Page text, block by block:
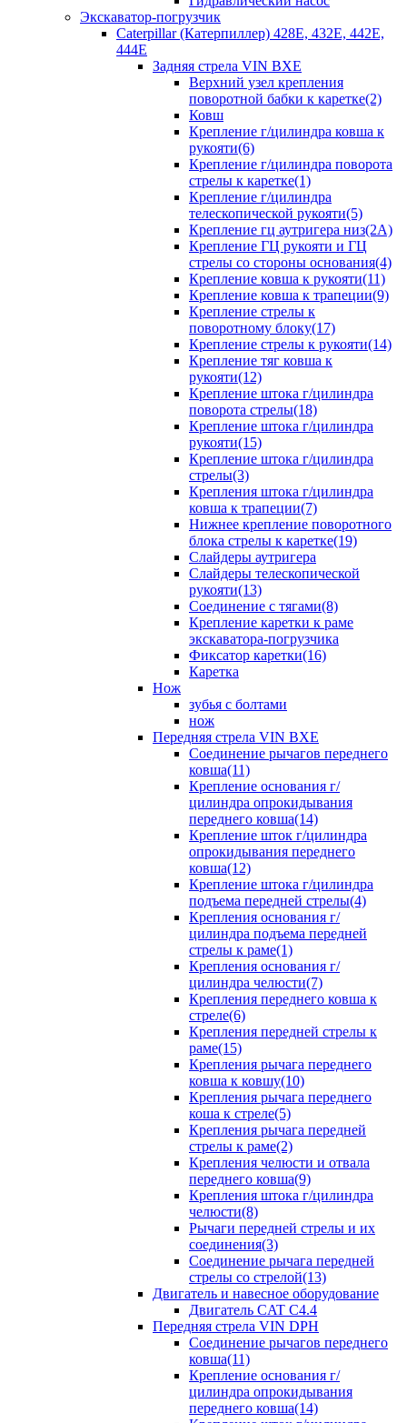
Экскаватор-погрузчик
Caterpillar (Катерпиллер) 428E, 432E, 442E,
444E
Задняя стрела VIN BXE
Верхний узел крепления
поворотной бабки к каретке(2)
Ковш
Крепление г/цилиндра ковша к
рукояти(6)
Крепление г/цилиндра поворота
стрелы к каретке(1)
Крепление г/цилиндра
телескопической рукояти(5)
Крепление гц аутригера низ(2А)
Крепление ГЦ рукояти и ГЦ
стрелы со стороны основания(4)
Крепление ковша к рукояти(11)
Крепление ковша к трапеции(9)
Крепление стрелы к
поворотному блоку(17)
Крепление стрелы к рукояти(14)
Крепление тяг ковша к
рукояти(12)
Крепление штока г/цилиндра
поворота стрелы(18)
Крепление штока г/цилиндра
рукояти(15)
Крепление штока г/цилиндра
стрелы(3)
Крепления штока г/цилиндра
ковша к трапеции(7)
Нижнее крепление поворотного
блока стрелы к каретке(19)
Слайдеры аутригера
Слайдеры телескопической
рукояти(13)
Соединение с тягами(8)
Крепление каретки к раме
экскаватора-погрузчика
Фиксатор каретки(16)
Каретка
Нож
зубья с болтами
нож
Передняя стрела VIN BXE
Cоединение рычагов переднего
ковша(11)
Крепление основания г/
цилиндра опрокидывания
переднего ковша(14)
Крепление шток г/цилиндра
опрокидывания переднего
ковша(12)
Крепление штока г/цилиндра
подъема передней стрелы(4)
Крепления основания г/
цилиндра подъема передней
стрелы к раме(1)
Крепления основания г/
цилиндра челюсти(7)
Крепления переднего ковша к
стреле(6)
Крепления передней стрелы к
раме(15)
Крепления рычага переднего
ковша к ковшу(10)
Крепления рычага переднего
коша к стреле(5)
Крепления рычага передней
стрелы к раме(2)
Крепления челюсти и отвала
переднего ковша(9)
Крепления штока г/цилиндра
челюсти(8)
Рычаги передней стрелы и их
соединения(3)
Соединение рычага передней
стрелы со стрелой(13)
Двигатель и навесное оборудование
Двигатель CAT C4.4
Передняя стрела VIN DPH
Cоединение рычагов переднего
ковша(11)
Крепление основания г/
цилиндра опрокидывания
переднего ковша(14)